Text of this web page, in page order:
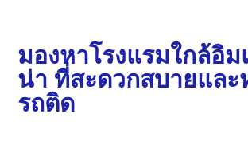
มองหาโรงแรมใกล้อิ
น่า ที่สะดวกสบายแล
รถติด